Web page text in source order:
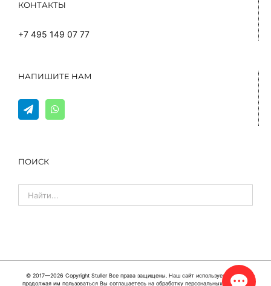
КОНТАКТЫ
+7 495 149 07 77
НАПИШИТЕ НАМ
ПОИСК
© 2017—2026 Copyright StullerВсе права защищены. Наш сайт использует cookie,
продолжая им пользоваться Вы соглашаетесь на обработку персональных данных в